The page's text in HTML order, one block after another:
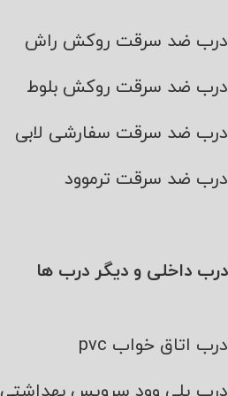
درب ضد سرقت روکش راش
درب ضد سرقت روکش بلوط
درب ضد سرقت سفارشی لابی
درب ضد سرقت ترموود
درب داخلی و دیگر درب ها
درب اتاق خواب pvc